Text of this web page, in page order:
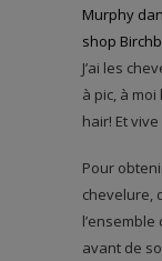
Murphy
shop
J’ai les
à pic, à
hair! Et
Pour
chevelure,
avant de